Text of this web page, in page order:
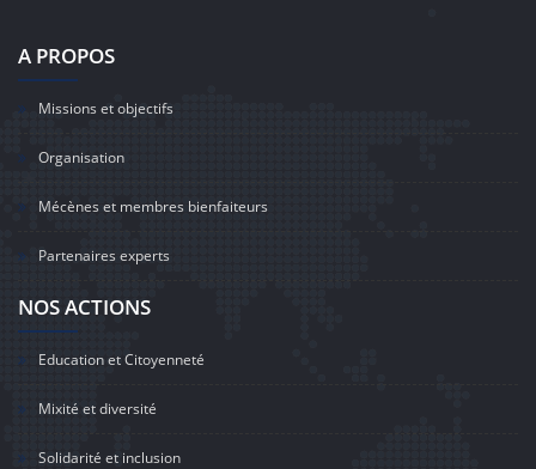
A PROPOS
Missions et objectifs
Organisation
Mécènes et membres bienfaiteurs
Partenaires experts
NOS ACTIONS
Education et Citoyenneté
Mixité et diversité
Solidarité et inclusion